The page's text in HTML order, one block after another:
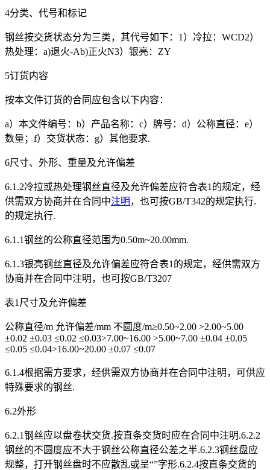
4分类、代号和标记
钢丝按交货状态分为三类，其代号如下：1）冷拉：WCD2）
热处理：a)退火-Ab)正火N3）银亮：ZY
5订货内容
按本文件订货的合同应包含以下内容：
a）本文件编号：b）产品名称：c）牌号：d）公称直径：e）
数量；f）交货状态：g）其他要求.
6尺寸、外形、重量及允许偏差
6.1.2冷拉或热处理钢丝直径及允许偏差应符合表1的规定，经
供需双方协商并在合同中注明 ，也可按GB/T342的规定执行.
的规定执行.
6.1.1钢丝的公称直径范围为0.50m~20.00mm.
6.1.3银亮钢丝直径及允许偏差应符合表1的规定，经供需双方
协商并在合同中注明，也可按GB/T3207
表1尺寸及允许偏差
公称直径/m 允许偏差/mm 不圆度/m≥0.50~2.00 >2.00~5.00
±0.02 ±0.03 ≤0.02 ≤0.03>7.00~16.00 >5.00~7.00 ±0.04 ±0.05
≤0.05 ≤0.04>16.00~20.00 ±0.07 ≤0.07
6.1.4根据需方要求，经供需双方协商并在合同中注明，可供应
特殊要求的钢丝.
6.2外形
6.2.1钢丝应以盘卷状交货.按直条交货时应在合同中注明.6.2.2
钢丝的不圆度应不大于钢丝公称直径公差之半.6.2.3钢丝盘应
规整，打开钢丝盘时不应散乱或呈“”字形.6.2.4按直条交货的